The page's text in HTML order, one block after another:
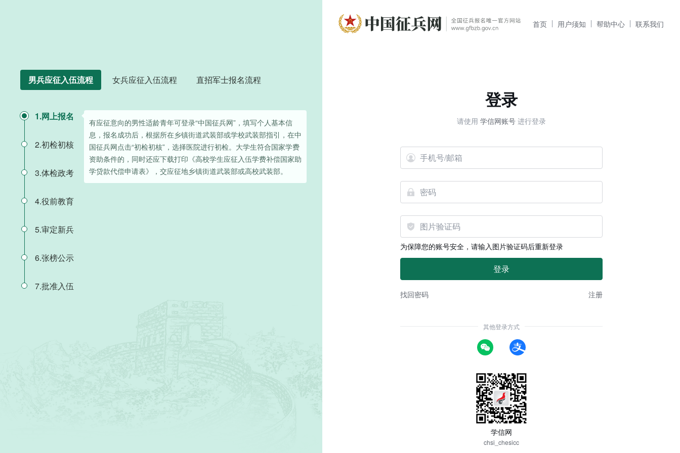
男兵应征入伍流程 女兵应征入伍流程 直招军士报名流程
1.网上报名
有应征意向的男性适龄青年可登录“中国征兵网”，填写个人基本信
息，报名成功后，根据所在乡镇街道武装部或学校武装部指引，在中
国征兵网点击“初检初核”，选择医院进行初检。大学生符合国家学费
资助条件的，同时还应下载打印《高校学生应征入伍学费补偿国家助
学贷款代偿申请表》，交应征地乡镇街道武装部或高校武装部。
2.初检初核
3.体检政考
4.役前教育
5.审定新兵
6.张榜公示
7.批准入伍
首页 用户须知 帮助中心 联系我们
登录
请使用 学信网账号进行登录
为保障您的账号安全，请输入图片验证码后重新登录
找回密码 注册
其他登录方式
学信网
chsi_chesicc